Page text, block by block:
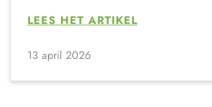
LEES HET ARTIKEL
13 april 2026